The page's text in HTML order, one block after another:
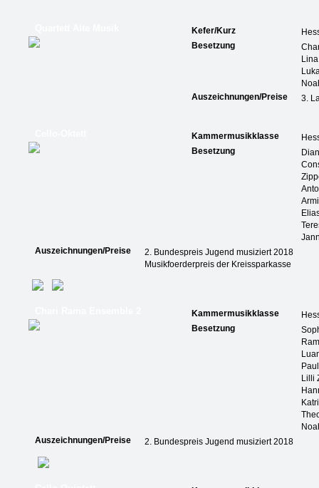
Kefer/Kurz
Besetzung
Auszeichnungen/Preise
3.
Kammermusikklasse
Besetzung
Auszeichnungen/Preise
2. Bundespreis Jugend musiziert 2018
Musikfoerderpreis der Kreissparkasse
Kammermusikklasse
Besetzung
Lilli
Auszeichnungen/Preise
2. Bundespreis Jugend musiziert 2018